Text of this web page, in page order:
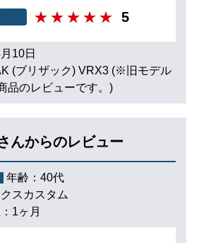
5
10日
(ブリザック) VRX3 (※旧モデル
品のレビューです。)
んからのレビュー
年齢： 40代
スカスタム
1ヶ月